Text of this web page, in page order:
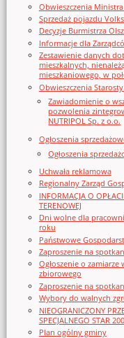
Obwieszczenia
Sprzedaż pojazdu
Decyzje Burmistrza
Informacje dla
Zestawienie danych
mieszkalnych,
mieszkaniowego, w
Obwieszczenia
Zawiadomienie o
pozwolenia
NUTRIPOL Sp. z o.o.
Ogłoszenia
Ogłoszenia
Uchwała reklamowa
Regionalny Zarząd
INFORMACJA O
TERENOWEJ
Dni wolne dla
roku
Państwowe
Zaproszenie na
Ogłoszenie o
zbiorowego
Zaproszenie na
Wybory do walnych
NIEOGRANICZONY
SPECJALNEGO STAR
Plan ogólny gminy